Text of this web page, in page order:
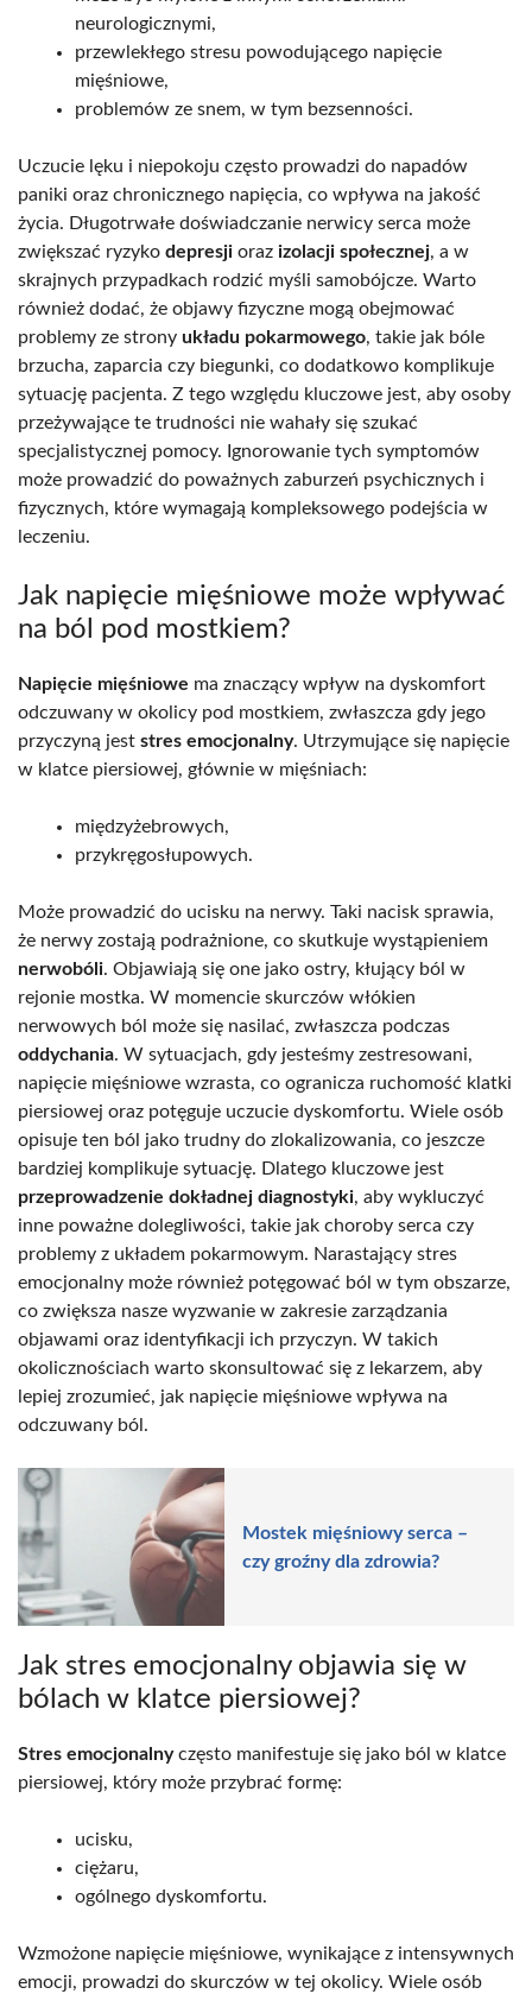
neurologicznymi,
przewlekłego stresu powodującego napięcie
mięśniowe,
problemów ze snem, w tym bezsenności.
Uczucie lęku i niepokoju często prowadzi do napadów
paniki oraz chronicznego napięcia, co wpływa na jakość
życia. Długotrwałe doświadczanie nerwicy serca może
zwiększać ryzyko depresji oraz izolacji społecznej, a w
skrajnych przypadkach rodzić myśli samobójcze. Warto
również dodać, że objawy fizyczne mogą obejmować
problemy ze strony układu pokarmowego, takie jak bóle
brzucha, zaparcia czy biegunki, co dodatkowo komplikuje
sytuację pacjenta. Z tego względu kluczowe jest, aby osoby
przeżywające te trudności nie wahały się szukać
specjalistycznej pomocy. Ignorowanie tych symptomów
może prowadzić do poważnych zaburzeń psychicznych i
fizycznych, które wymagają kompleksowego podejścia w
leczeniu.
Jak napięcie mięśniowe może wpływać
na ból pod mostkiem?
Napięcie mięśniowe ma znaczący wpływ na dyskomfort
odczuwany w okolicy pod mostkiem, zwłaszcza gdy jego
przyczyną jest stres emocjonalny. Utrzymujące się napięcie
w klatce piersiowej, głównie w mięśniach:
międzyżebrowych,
przykręgosłupowych.
Może prowadzić do ucisku na nerwy. Taki nacisk sprawia,
że nerwy zostają podrażnione, co skutkuje wystąpieniem
nerwobóli. Objawiają się one jako ostry, kłujący ból w
rejonie mostka. W momencie skurczów włókien
nerwowych ból może się nasilać, zwłaszcza podczas
oddychania. W sytuacjach, gdy jesteśmy zestresowani,
napięcie mięśniowe wzrasta, co ogranicza ruchomość klatki
piersiowej oraz potęguje uczucie dyskomfortu. Wiele osób
opisuje ten ból jako trudny do zlokalizowania, co jeszcze
bardziej komplikuje sytuację. Dlatego kluczowe jest
przeprowadzenie dokładnej diagnostyki, aby wykluczyć
inne poważne dolegliwości, takie jak choroby serca czy
problemy z układem pokarmowym. Narastający stres
emocjonalny może również potęgować ból w tym obszarze,
co zwiększa nasze wyzwanie w zakresie zarządzania
objawami oraz identyfikacji ich przyczyn. W takich
okolicznościach warto skonsultować się z lekarzem, aby
lepiej zrozumieć, jak napięcie mięśniowe wpływa na
odczuwany ból.
Mostek mięśniowy serca –
czy groźny dla zdrowia?
Jak stres emocjonalny objawia się w
bólach w klatce piersiowej?
Stres emocjonalnyczęsto manifestuje się jako ból w klatce
piersiowej, który może przybrać formę:
ucisku,
ciężaru,
ogólnego dyskomfortu.
Wzmożone napięcie mięśniowe, wynikające z intensywnych
emocji, prowadzi do skurczów w tej okolicy. Wiele osób